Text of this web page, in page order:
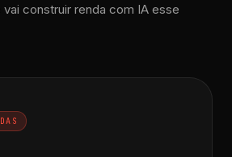
construir renda com IA esse